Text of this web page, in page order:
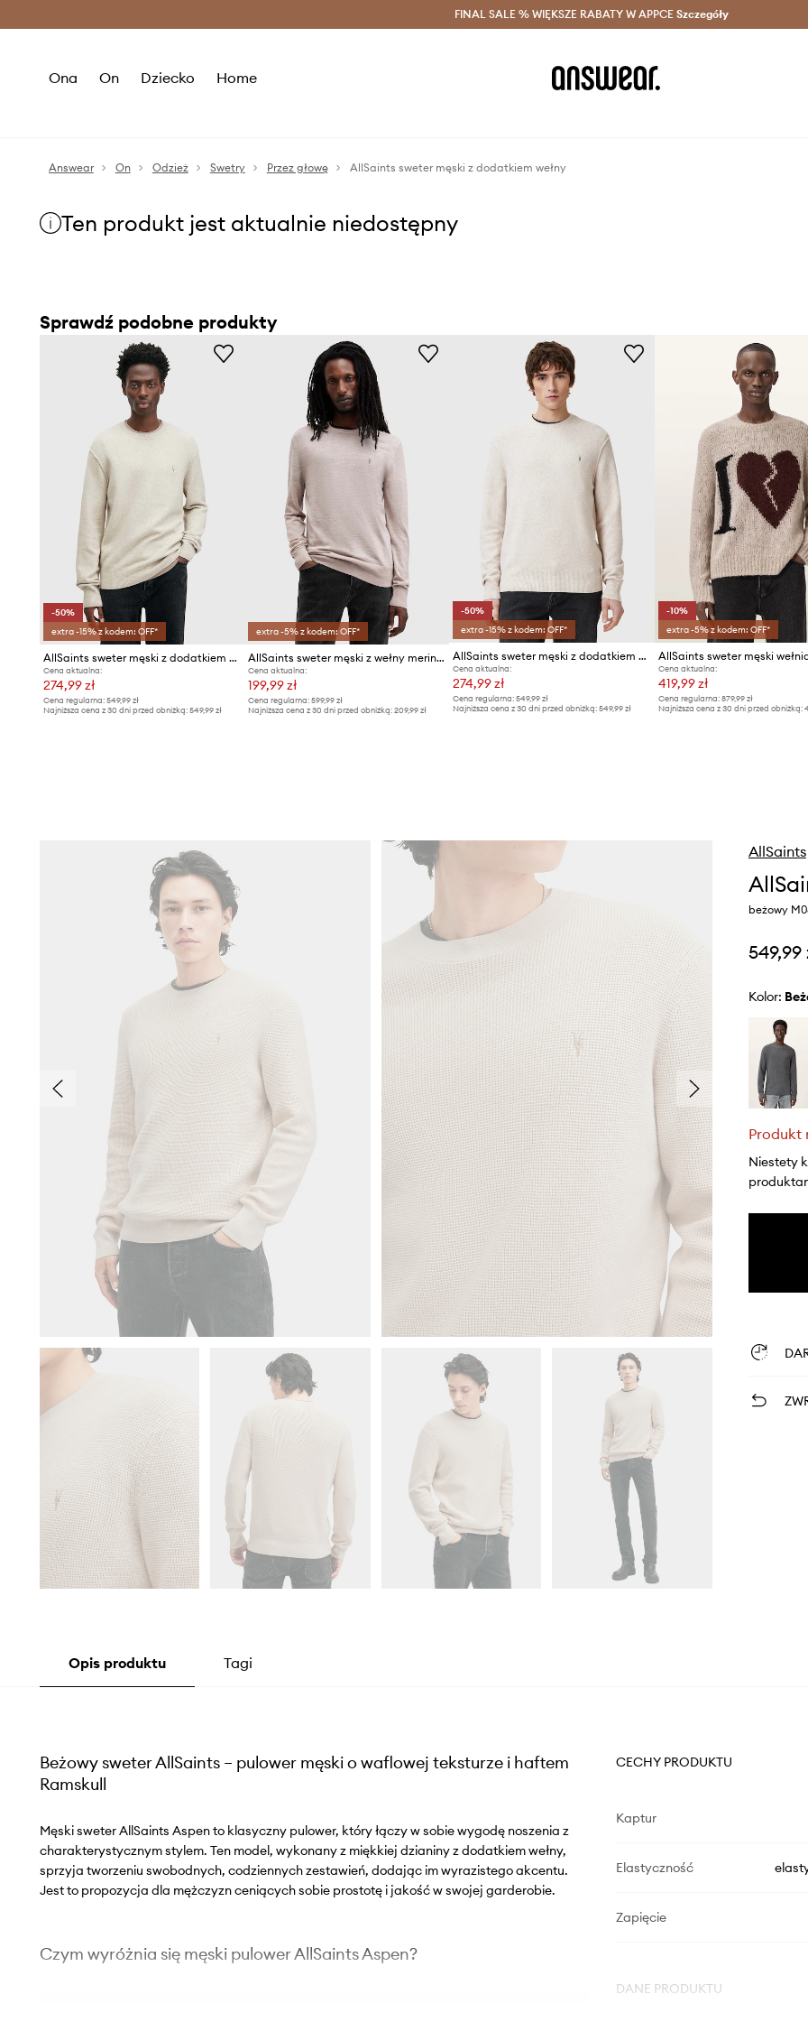
Oszczędzaj z Answear Club > Dostawa nawet w 24h >
FINAL SALE % WIĘKSZE RABATY W APPCE Szczegóły
Ona On Dziecko Home
Answear On Odzież Swetry Przez głowę AllSaints sweter męski z dodatkiem wełny
Ten produkt jest aktualnie niedostępny
Sprawdź podobne produkty
-50%
extra -15% z kodem: OFF*
AllSaints sweter męski z dodatkiem wełny
Cena aktualna:
274,99 zł
Cena regularna: 549,99 zł
Najniższa cena z 30 dni przed obniżką: 549,99 zł
extra -5% z kodem: OFF*
AllSaints sweter męski z wełny merino
Cena aktualna:
199,99 zł
Cena regularna:599,99 zł
Najniższa cena z 30 dni przed obniżką:209,99 zł
-50%
extra -15% z kodem: OFF*
AllSaints sweter męski z dodatkiem wełny
Cena aktualna:
274,99 zł
Cena regularna: 549,99 zł
Najniższa cena z 30 dni przed obniżką: 549,99 zł
-10%
extra -5% z kodem: OFF*
Cena aktualna:
419,99 zł
Cena regularna: 879,99 zł
Najniższa cena z 30 dni przed obniżką:
AllSaints
beżowy
549,99
Kolor:
Produkt
Niestety
Opis produktu Tagi
Beżowy sweter AllSaints – pulower męski o waflowej teksturze i haftem
Ramskull
Męski sweter AllSaints Aspen to klasyczny pulower, który łączy w sobie wygodę noszenia z
charakterystycznym stylem. Ten model, wykonany z miękkiej dzianiny z dodatkiem wełny,
sprzyja tworzeniu swobodnych, codziennych zestawień, dodając im wyrazistego akcentu.
Jest to propozycja dla mężczyzn ceniących sobie prostotę i jakość w swojej garderobie.
Czym wyróżnia się męski pulower AllSaints Aspen?
CECHY PRODUKTU
Kaptur
Elastyczność
Zapięcie
DANE PRODUKTU